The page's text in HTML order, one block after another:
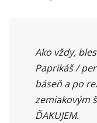
Ako vždy,
Paprikáš /
báseň a po
zemiakovým
ĎAKUJEM.